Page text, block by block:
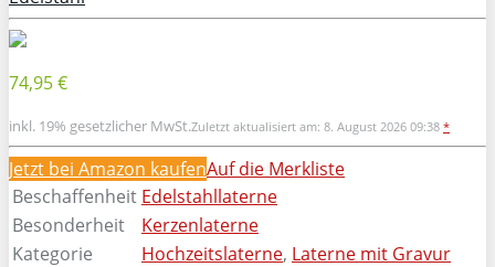
74,95 €
inkl. 19% gesetzlicher MwSt.Zuletzt aktualisiert am: 8. August 2026 09:38 *
Jetzt bei Amazon kaufenAuf die Merkliste
Beschaffenheit Edelstahllaterne
Besonderheit
Kerzenlaterne
Kategorie
Hochzeitslaterne, Laterne mit Gravur